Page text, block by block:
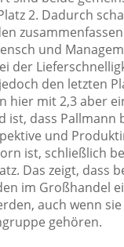
2. Dadurch
und
der
den letzten
hier mit 2,3 aber
ist, dass Pallmann
und
ist, schließlich
Das zeigt, dass
im Großhandel
auch wenn
gehören.